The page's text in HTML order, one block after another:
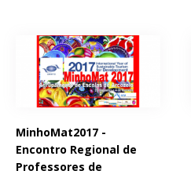
MinhoMat2017 -
Encontro Regional de
Professores de
Páginas